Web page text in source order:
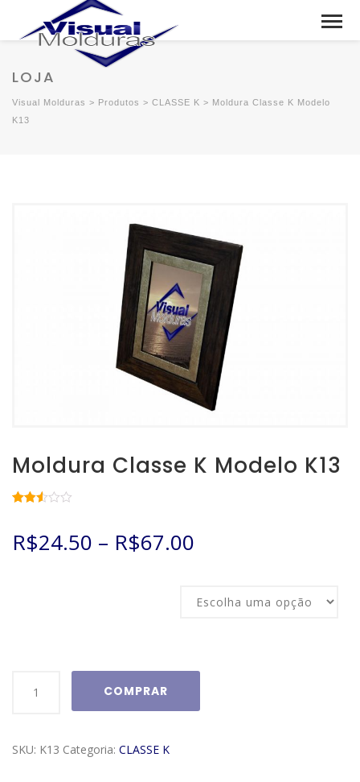
LOJA
Visual Molduras > Produtos > CLASSE K > Moldura Classe K Modelo
K13
Moldura Classe K Modelo K13
2.52
de 5,
R$24.50 – R$67.00
Modelo
COMPRAR
SKU: K13 Categoria: CLASSE K